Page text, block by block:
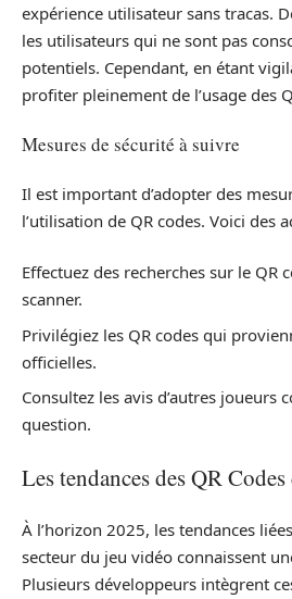
expérience utilisateur sans tracas.
les utilisateurs qui ne sont pas
potentiels. Cependant, en étant
profiter pleinement de l’usage des
Mesures de sécurité à suivre
Il est important d’adopter des
l’utilisation de QR codes. Voici des
Effectuez des recherches sur le QR
scanner.
Privilégiez les QR codes qui
officielles.
Consultez les avis d’autres joueurs
question.
Les tendances des QR
À l’horizon 2025, les tendances
secteur du jeu vidéo connaissent
Plusieurs développeurs intègrent